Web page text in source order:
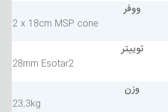
ووفر
2 x 18cm MSP cone
توییتر
28mm Esotar2
وزن
23.3kg